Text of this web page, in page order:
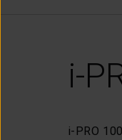
i-
i-PRO